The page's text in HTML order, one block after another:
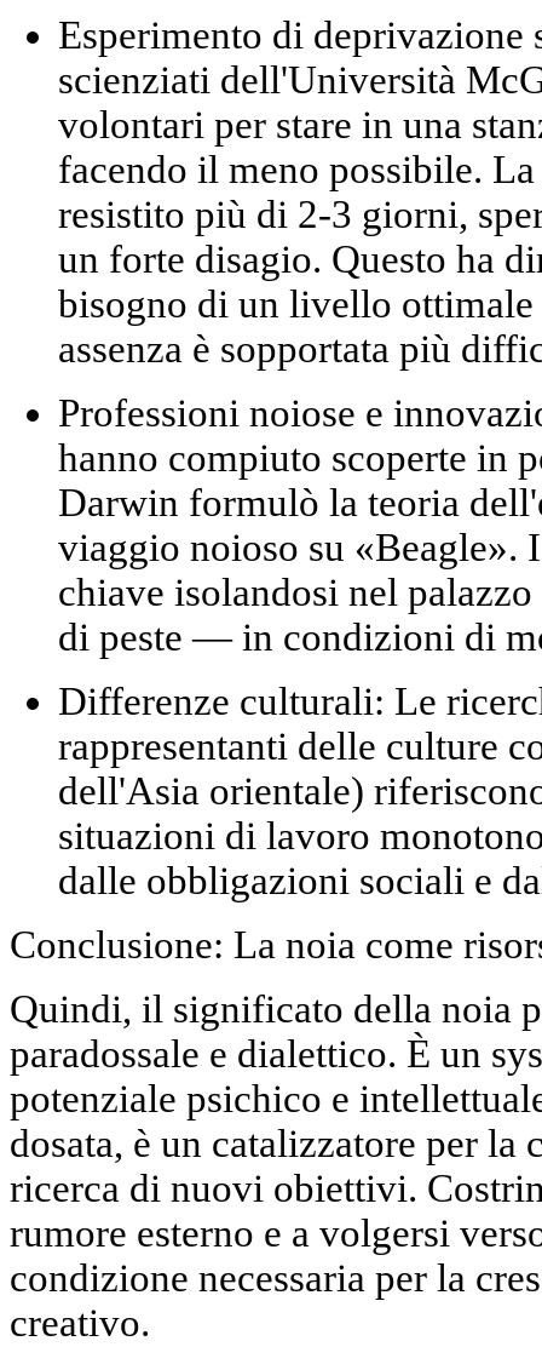
Esperimento di deprivazione
scienziati dell'Università
volontari per stare in una
facendo il meno possibile.
resistito più di 2-3 giorni,
un forte disagio. Questo ha
bisogno di un livello
assenza è sopportata più
Professioni noiose e
hanno compiuto scoperte in
Darwin formulò la teoria
viaggio noioso su «Beagle».
chiave isolandosi nel
di peste — in condizioni di
Differenze culturali: Le
rappresentanti delle culture
dell'Asia orientale)
situazioni di lavoro
dalle obbligazioni sociali e
Conclusione: La noia come
Quindi, il significato della noia
paradossale e dialettico. È un
potenziale psichico e
dosata, è un catalizzatore per
ricerca di nuovi obiettivi.
rumore esterno e a volgersi
condizione necessaria per la
creativo.